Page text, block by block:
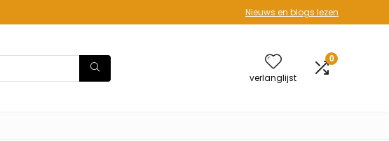
Nieuws en blogs lezen
verlanglijst
0